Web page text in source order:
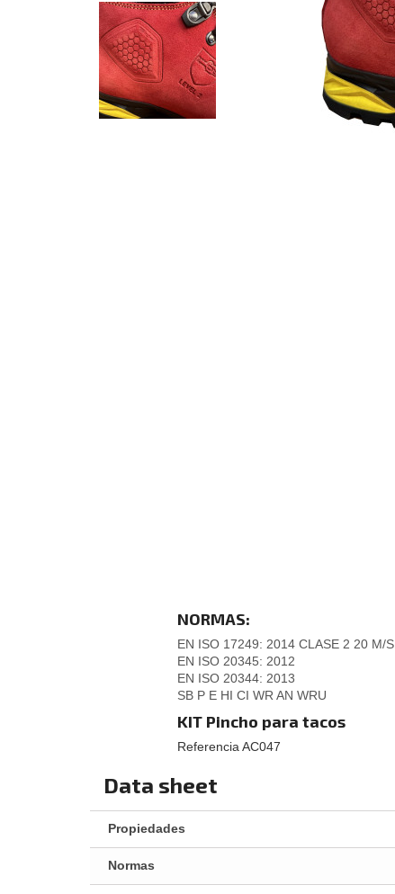
NORMAS:
EN ISO 17249: 2014 CLASE 2 20 M/S.
EN ISO 20345: 2012
EN ISO 20344: 2013
SB P E HI CI WR AN WRU
KIT Pincho para tacos
Referencia AC047
Data sheet
Propiedades
Normas